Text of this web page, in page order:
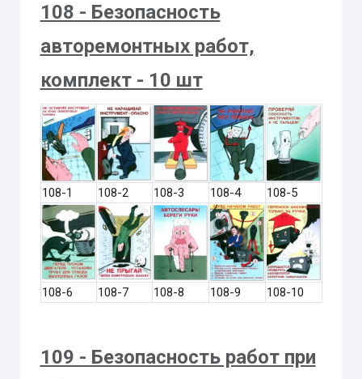
108 - Безопасность
авторемонтных работ,
комплект - 10 шт
108-1 108-2 108-3 108-4 108-5
108-6 108-7 108-8 108-9 108-10
109 - Безопасность работ при